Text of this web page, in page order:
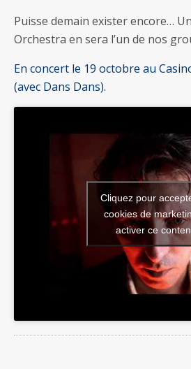
Puisse demain exister encore…
Orchestra en sera l’un de nos
En concert le 19 octobre au
(avec Dans Dans).
Cliquez pour
cookies de
activer ce